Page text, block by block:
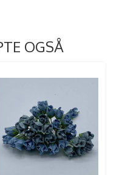
OGSÅ